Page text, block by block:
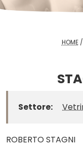
HOME/
Settore:
ROBERTO STAGNI